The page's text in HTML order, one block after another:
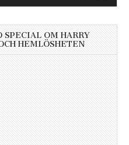
OM HARRY
HEMLÖSHETEN